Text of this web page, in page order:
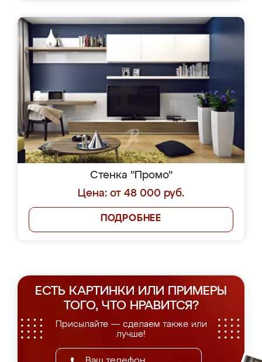
Стенка "Промо"
Цена: от 48 000 руб.
ПОДРОБНЕЕ
ЕСТЬ КАРТИНКИ ИЛИ ПРИМЕРЫ
ТОГО, ЧТО НРАВИТСЯ?
Присылайте — сделаем также или
лучше!